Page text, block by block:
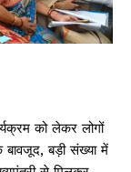
को लेकर लोगों
बावजूद, बड़ी संख्या में